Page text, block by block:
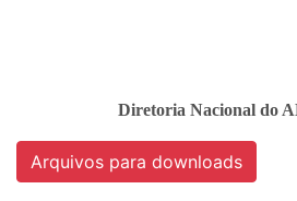
Diretoria Nacional do
Arquivos para downloads